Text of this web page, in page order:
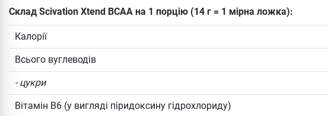
Склад Scivation Xtend BCAA на 1 порцію (14 г = 1 мірна ложка):
Калорії
Всього вуглеводів
- цукри
Вітамін В6 (у вигляді піридоксину гідрохлориду)